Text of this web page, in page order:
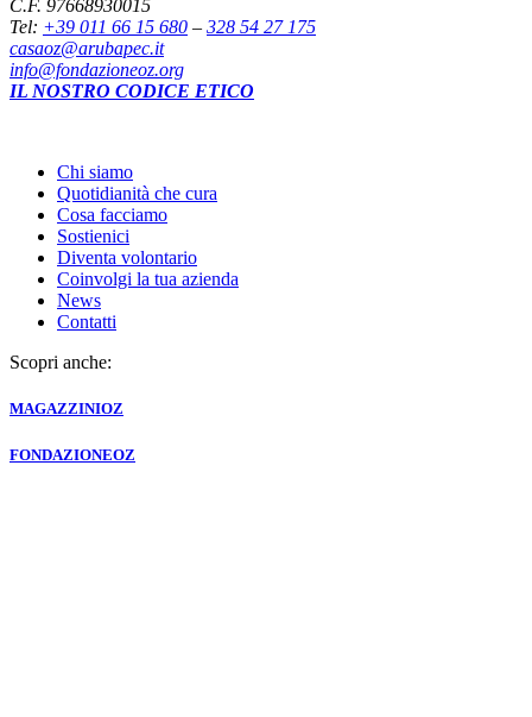
C.F. 97668930015
Tel: +39 011 66 15 680 – 328 54 27 175
casaoz@arubapec.it
info@fondazioneoz.org
IL NOSTRO CODICE ETICO
Chi siamo
Quotidianità che cura
Cosa facciamo
Sostienici
Diventa volontario
Coinvolgi la tua azienda
News
Contatti
Scopri anche:
MAGAZZINIOZ
FONDAZIONEOZ